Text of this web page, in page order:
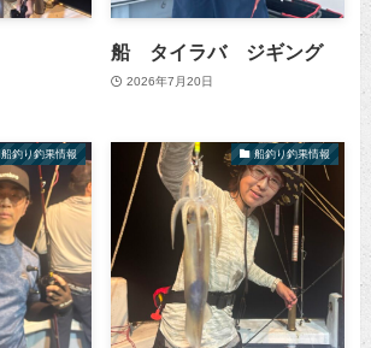
船 タイラバ ジギング
2026年7月20日
船釣り釣果情報 船釣り釣果情報